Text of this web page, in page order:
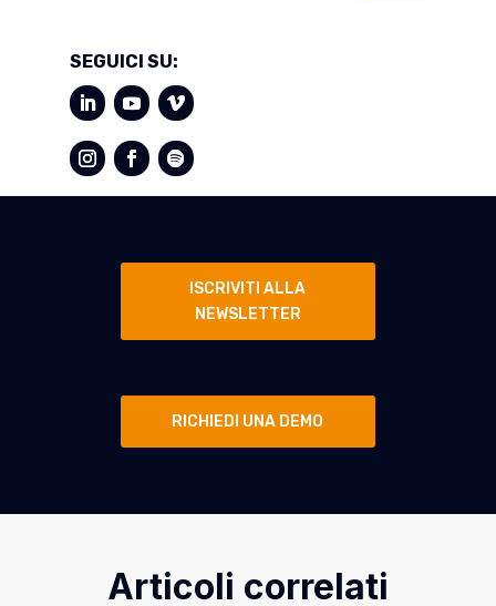
SEGUICI SU:
ISCRIVITI ALLA
NEWSLETTER
RICHIEDI UNA DEMO
Articoli correlati